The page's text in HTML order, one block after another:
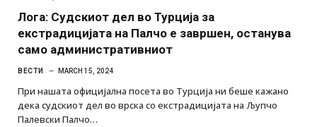
Лога: Судскиот дел во Турција за
екстрадицијата на Палчо е завршен, останува
само административниот
ВЕСТИ MARCH 15, 2024
При нашата официјална посета во Турција ни беше кажано
дека судскиот дел во врска со екстрадицијата на Љупчо
Палевски Палчо…